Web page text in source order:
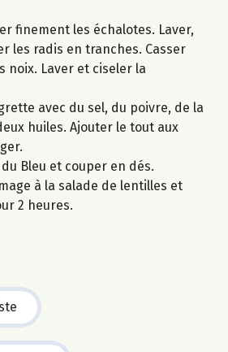
finement les échalotes. Laver,
les radis en tranches. Casser
noix. Laver et ciseler la
avec du sel, du poivre, de la
huiles. Ajouter le tout aux
Bleu et couper en dés.
à la salade de lentilles et
2 heures.